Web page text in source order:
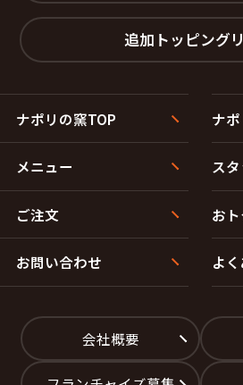
追加トッピング
ナポリの窯TOP ナ
メニュー ス
ご注文 お
お問い合わせ よ
会社概要